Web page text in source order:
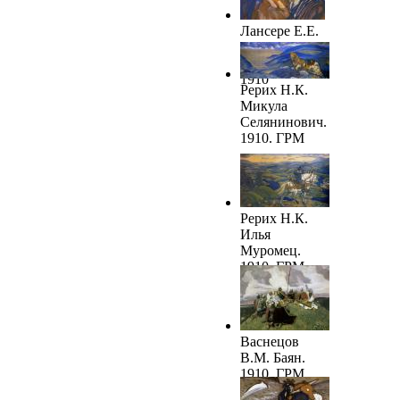
Лансере Е.Е.
Персей и
Андромеда.
1910
Рерих Н.К.
Микула
Селянинович.
1910. ГРМ
Рерих Н.К.
Илья
Муромец.
1910. ГРМ
Васнецов
В.М. Баян.
1910. ГРМ